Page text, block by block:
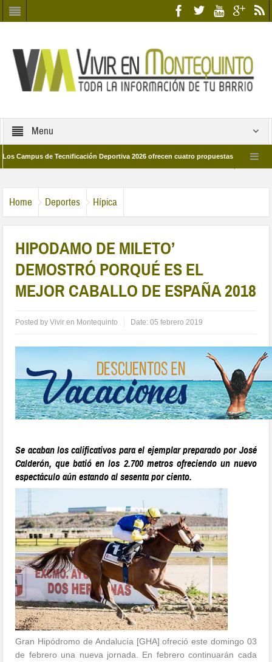
Menu
de Tecnificación Deportiva 2026 ofrecen cuatro propuestas para disfrutar del
Home Deportes Hípica
HIPODAMO DE MILETO’
DEMOSTRÓ PORQUÉ ES EL
MEJOR CABALLO DE ESPAÑA 2018
Posted byVivir en Montequinto Date:05 febrero 2019
Se acaban los calificativos para el ejemplar preparado por José
Calderón, que batió en los 2.700 metros ofreciendo un nuevo
espectáculo aún estando al sesenta por ciento.
Gran Hipódromo de Andalucía [GHA] ofreció este domingo 03
de febrero una nueva jornada. En febrero continuarán cada